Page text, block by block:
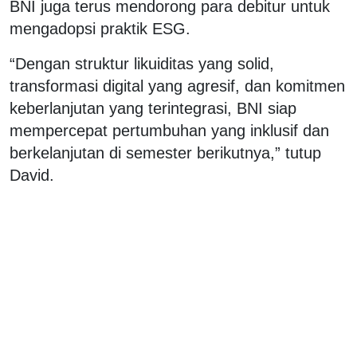
BNI juga terus mendorong para debitur untuk
mengadopsi praktik ESG.
“Dengan struktur likuiditas yang solid,
transformasi digital yang agresif, dan komitmen
keberlanjutan yang terintegrasi, BNI siap
mempercepat pertumbuhan yang inklusif dan
berkelanjutan di semester berikutnya,” tutup
David.